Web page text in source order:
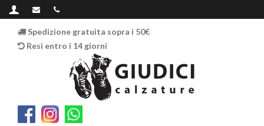
Spedizione gratuita sopra i 50€
Resi entro i 14 giorni